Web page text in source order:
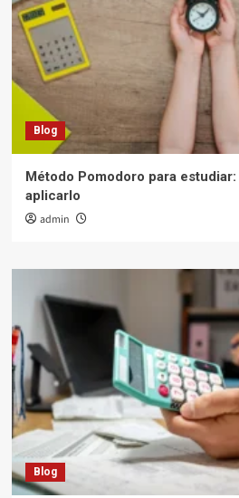
Blog
Método Pomodoro para
aplicarlo
admin
Blog